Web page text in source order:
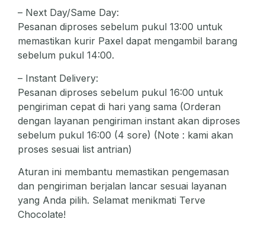
– Next Day/Same Day:
Pesanan diproses sebelum pukul 13:00 untuk
memastikan kurir Paxel dapat mengambil barang
sebelum pukul 14:00.
– Instant Delivery:
Pesanan diproses sebelum pukul 16:00 untuk
pengiriman cepat di hari yang sama (Orderan
dengan layanan pengiriman instant akan diproses
sebelum pukul 16:00 (4 sore) (Note : kami akan
proses sesuai list antrian)
Aturan ini membantu memastikan pengemasan
dan pengiriman berjalan lancar sesuai layanan
yang Anda pilih. Selamat menikmati Terve
Chocolate!